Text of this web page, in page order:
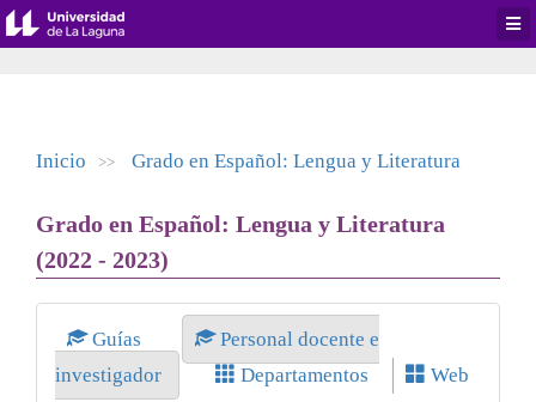
Inicio >> Grado en Español: Lengua y Literatura
Grado en Español: Lengua y Literatura
(2022 - 2023)
Guías
Personal docente e
investigador
Departamentos Web